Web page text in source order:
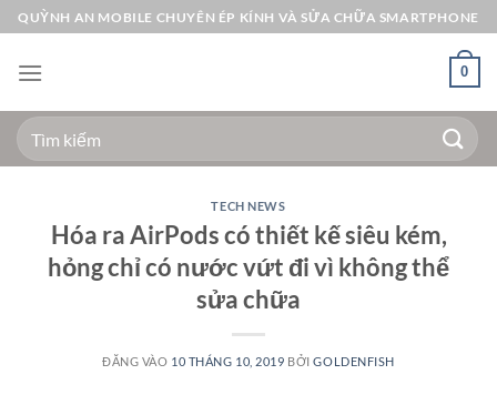
Bỏ
qua
nội
QUỲNH AN MOBILE CHUYÊN ÉP KÍNH VÀ SỬA CHỮA SMARTPHONE
0
Tìm
kiếm:
TECH NEWS
Hóa ra AirPods có thiết kế siêu kém,
hỏng chỉ có nước vứt đi vì không thể
sửa chữa
ĐĂNG VÀO 10 THÁNG 10, 2019 BỞIGOLDENFISH